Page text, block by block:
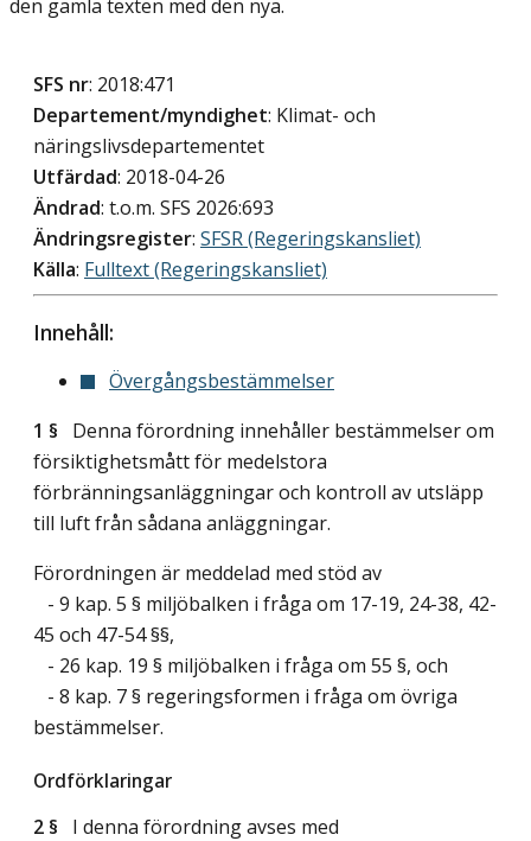
den gamla texten med den nya.
SFS nr: 2018:471
Departement/myndighet: Klimat- och
näringslivsdepartementet
Utfärdad: 2018-04-26
Ändrad: t.o.m. SFS 2026:693
Ändringsregister: SFSR (Regeringskansliet)
Källa: Fulltext (Regeringskansliet)
Innehåll:
Övergångsbestämmelser
1 § Denna förordning innehåller bestämmelser om
försiktighetsmått för medelstora
förbränningsanläggningar och kontroll av utsläpp
till luft från sådana anläggningar.
Förordningen är meddelad med stöd av
- 9 kap. 5 § miljöbalken i fråga om 17-19, 24-38, 42-
45 och 47-54 §§,
- 26 kap. 19 § miljöbalken i fråga om 55 §, och
- 8 kap. 7 § regeringsformen i fråga om övriga
bestämmelser.
Ordförklaringar
2 § I denna förordning avses med